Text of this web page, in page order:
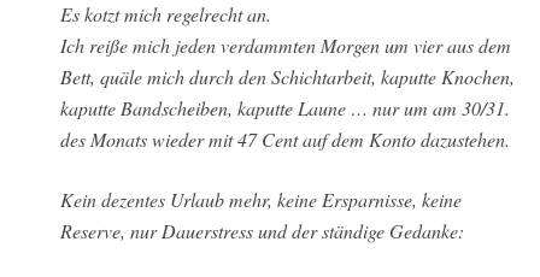
Es kotzt mich regelrecht an.
Ich reiße mich jeden verdammten Morgen um vier aus dem
Bett, quäle mich durch den Schichtarbeit, kaputte Knochen,
kaputte Bandscheiben, kaputte Laune … nur um am 30/31.
des Monats wieder mit 47 Cent auf dem Konto dazustehen.
Kein dezentes Urlaub mehr, keine Ersparnisse, keine
Reserve, nur Dauerstress und der ständige Gedanke: